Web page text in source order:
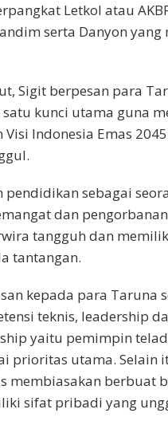
Letkol atau
serta Danyon
Sigit berpesan para
kunci utama guna
Indonesia Emas
sebagai
dan
tangguh dan
tantangan.
kepada para Taruna
teknis, leadership
yaitu pemimpin
prioritas utama. Selain
membiasakan berbuat
sifat pribadi yang